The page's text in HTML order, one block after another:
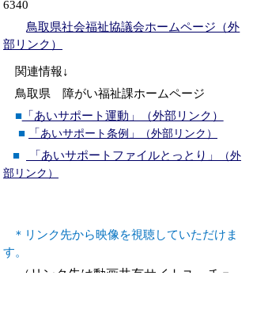
6340
鳥取県社会福祉協議会ホームページ（外
部リンク）
関連情報↓
鳥取県 障がい福祉課ホームページ
■「あいサポート運動」（外部リンク）
■
「 あいサポート条例」（外部リンク）
■ 「あいサポートファイルとっとり」
（外
部リンク）
＊リンク先から映像を視聴していただけま
す。
（リンク先は動画共有サイトユーチュー